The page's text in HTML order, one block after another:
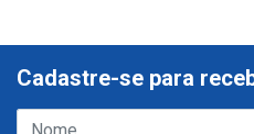
Cadastre-se para